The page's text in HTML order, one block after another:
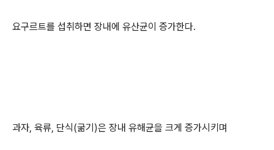
요구르트를 섭취하면 장내에 유산균이 증가한다.
과자, 육류, 단식(굶기)은 장내 유해균을 크게 증가시키며